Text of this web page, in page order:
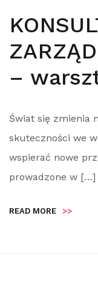
–
Świat się zmienia
skuteczności we
wspierać nowe
prowadzone w […]
READ MORE >>